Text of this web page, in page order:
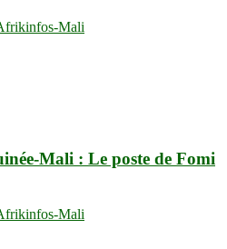
Mali
Mali : Le poste de Fomi
Mali